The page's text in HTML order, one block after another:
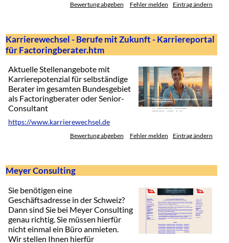
Bewertung abgeben Fehler melden Eintrag ändern
Karrierewechsel - Berufe mit Zukunft - Karriereportal
für Factoringberater.htm
Aktuelle Stellenangebote mit
Karrierepotenzial für selbständige
Berater im gesamten Bundesgebiet
als Factoringberater oder Senior-
Consultant
https://www.karrierewechsel.de
Bewertung abgeben Fehler melden Eintrag ändern
Meyer Consulting
Sie benötigen eine
Geschäftsadresse in der Schweiz?
Dann sind Sie bei Meyer Consulting
genau richtig. Sie müssen hierfür
nicht einmal ein Büro anmieten.
Wir stellen Ihnen hierfür